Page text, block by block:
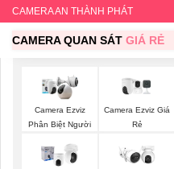
CAMERA AN THÀNH PHÁT
CAMERA QUAN SÁT GIÁ RẺ
Camera Ezviz
Phân Biệt Người
Camera Ezviz Giá
Rẻ